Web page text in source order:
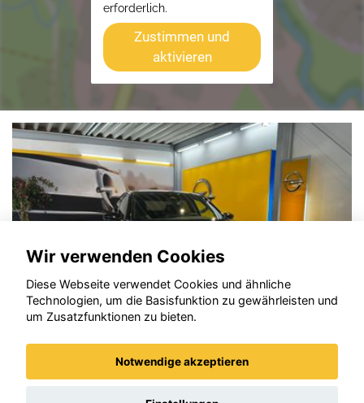
erforderlich.
Zustimmen und
aktivieren
Wir verwenden Cookies
Diese Webseite verwendet Cookies und ähnliche
Technologien, um die Basisfunktion zu gewährleisten und
um Zusatzfunktionen zu bieten.
Notwendige akzeptieren